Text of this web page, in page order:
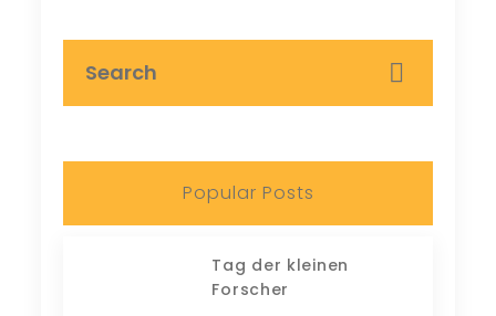
Popular Posts
Tag der kleinen
Forscher